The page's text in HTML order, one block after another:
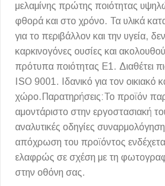
μελαμίνης πρώτης ποιότητας
φθορά και στο χρόνο. Τα υλικά
για το περιβάλλον και την υγεία,
καρκινογόνες ουσίες και
πρότυπα ποιότητας Ε1. Διαθέτει
ISO 9001. Ιδανικό για τον οικιακό
χώρο.Παρατηρήσεις:Το προϊόν
αμοντάριστο στην εργοστασιακή
αναλυτικές οδηγίες
απόχρωση του προϊόντος
ελαφρώς σε σχέση με τη
στην οθόνη σας.